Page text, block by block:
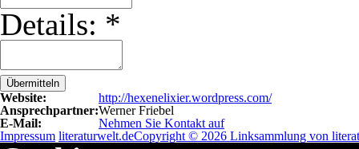
Details: *
Übermitteln
Website:
http://hexenelixier.wordpress.com/
Ansprechpartner:Werner Friebel
E-Mail:
Nehmen Sie Kontakt auf
Impressum literaturwelt.deCopyright © 2026 Linksammlung von